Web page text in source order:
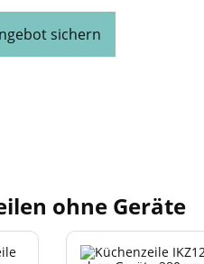
sichern
ohne Geräte